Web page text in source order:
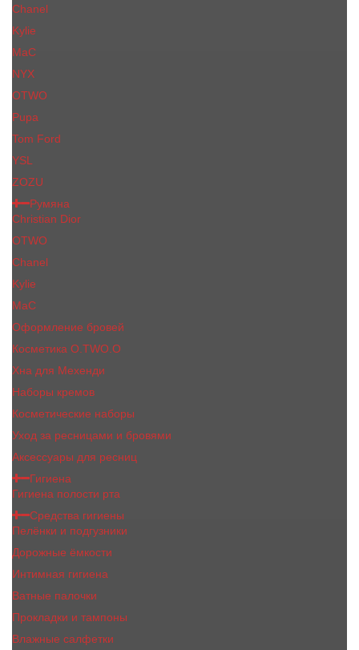
Chanel
Kylie
MaC
NYX
OTWO
Pupa
Tom Ford
YSL
ZOZU
Румяна
Christian Dior
OTWO
Сhanеl
Kylie
MaC
Оформление бровей
Косметика O.TWO.O
Хна для Мехенди
Наборы кремов
Косметические наборы
Уход за ресницами и бровями
Аксессуары для ресниц
Гигиена
Гигиена полости рта
Средства гигиены
Пелёнки и подгузники
Дорожные ёмкости
Интимная гигиена
Ватные палочки
Прокладки и тампоны
Влажные салфетки